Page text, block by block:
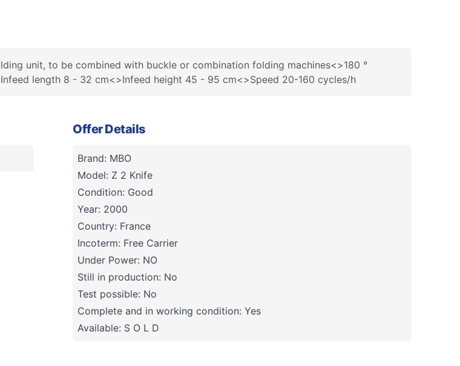
unit, to be combined with buckle or combination folding machines<>180 °
length 8 - 32 cm<>Infeed height 45 - 95 cm<>Speed 20-160 cycles/h
Offer Details
Brand: MBO
Model: Z 2 Knife
Condition: Good
Year: 2000
Country: France
Incoterm: Free Carrier
Under Power: NO
Still in production: No
Test possible: No
Complete and in working condition: Yes
Available: S O L D